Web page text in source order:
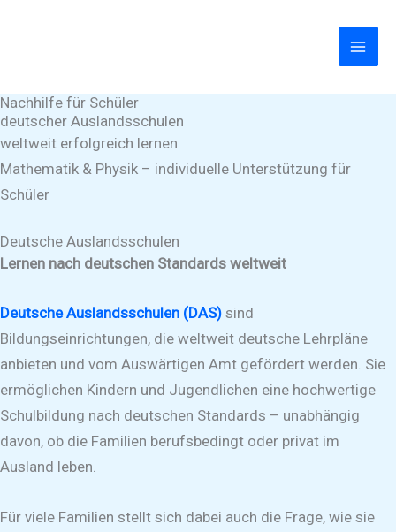
Nachhilfe für Schüler
deutscher Auslandsschulen
weltweit erfolgreich lernen
Mathematik & Physik – individuelle Unterstützung für
Schüler
Deutsche Auslandsschulen
Lernen nach deutschen Standards weltweit
Deutsche Auslandsschulen (DAS) sind
Bildungseinrichtungen, die weltweit deutsche Lehrpläne
anbieten und vom Auswärtigen Amt gefördert werden. Sie
ermöglichen Kindern und Jugendlichen eine hochwertige
Schulbildung nach deutschen Standards – unabhängig
davon, ob die Familien berufsbedingt oder privat im
Ausland leben.
Für viele Familien stellt sich dabei auch die Frage, wie sie